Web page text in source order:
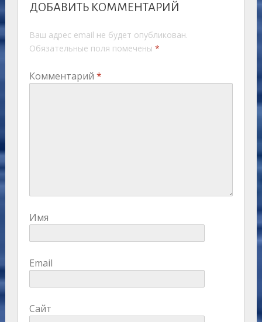
ДОБАВИТЬ КОММЕНТАРИЙ
Ваш адрес email не будет опубликован.
Обязательные поля помечены *
Комментарий *
Имя
Email
Сайт